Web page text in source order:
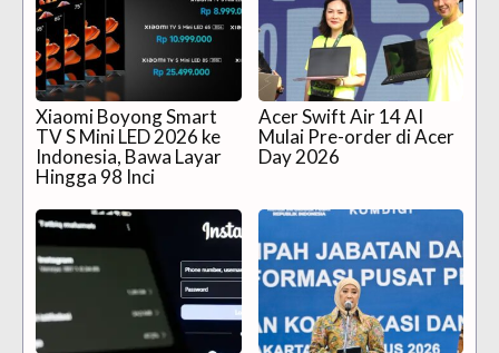
Xiaomi Boyong Smart
TV S Mini LED 2026 ke
Indonesia, Bawa Layar
Hingga 98 Inci
Acer Swift Air 14 AI
Mulai Pre-order di Acer
Day 2026